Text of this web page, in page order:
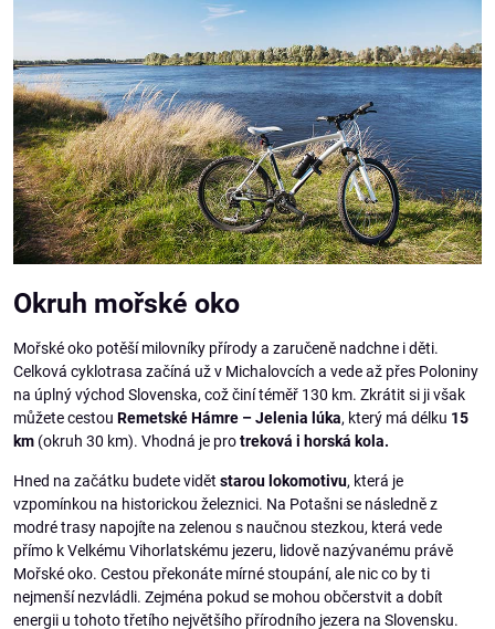
Okruh mořské oko
Mořské oko potěší milovníky přírody a zaručeně nadchne i děti.
Celková cyklotrasa začíná už v Michalovcích a vede až přes Poloniny
na úplný východ Slovenska, což činí téměř 130 km. Zkrátit si ji však
můžete cestou Remetské Hámre – Jelenia lúka, který má délku 15
km (okruh 30 km). Vhodná je protreková i horská kola.
Hned na začátku budete vidět starou lokomotivu, která je
vzpomínkou na historickou železnici. Na Potašni se následně z
modré trasy napojíte na zelenou s naučnou stezkou, která vede
přímo k Velkému Vihorlatskému jezeru, lidově nazývanému právě
Mořské oko. Cestou překonáte mírné stoupání, ale nic co by ti
nejmenší nezvládli. Zejména pokud se mohou občerstvit a dobít
energii u tohoto třetího největšího přírodního jezera na Slovensku.